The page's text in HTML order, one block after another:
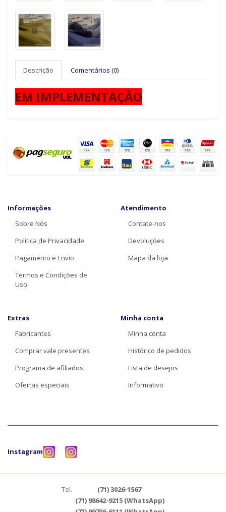
Descrição Comentários (0)
EM IMPLEMENTAÇÃO
Informações
Sobre Nós
Política de Privacidade
Pagamento e Envio
Termos e Condições de
Uso
Atendimento
Contate-nos
Devoluções
Mapa da loja
Extras
Fabricantes
Comprar vale presentes
Programa de afiliados
Ofertas especiais
Minha conta
Minha conta
Histórico de pedidos
Lista de desejos
Informativo
Instagram
Tel.
(71) 3026-1567
(71) 98642-9215 (WhatsApp)